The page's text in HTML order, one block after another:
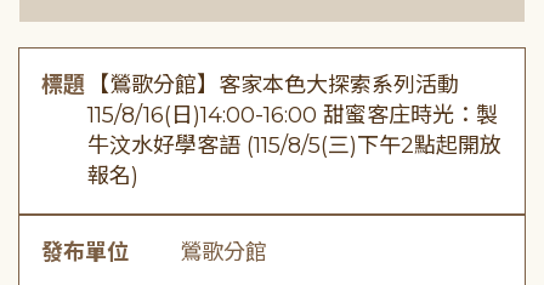
標題 【鶯歌分館】客家本色大探索系列活動
115/8/16(日)14:00-16:00 甜蜜客庄時光：製
牛汶水好學客語 (115/8/5(三)下午2點起開放
報名)
發布單位 鶯歌分館